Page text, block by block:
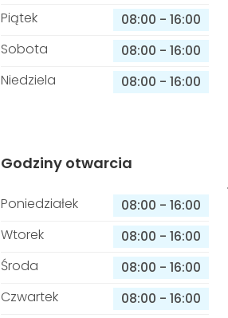
Piątek
08:00 - 16:00
Sobota
08:00 - 16:00
Niedziela
08:00 - 16:00
Godziny otwarcia
Poniedziałek 08:00 - 16:00
Wtorek
08:00 - 16:00
Środa
08:00 - 16:00
Czwartek
08:00 - 16:00